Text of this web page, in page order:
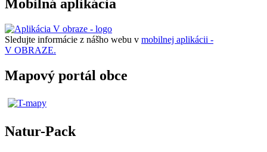
Mobilná aplikácia
Sledujte informácie z nášho webu v mobilnej aplikácii -
V OBRAZE.
Mapový portál obce
Natur-Pack